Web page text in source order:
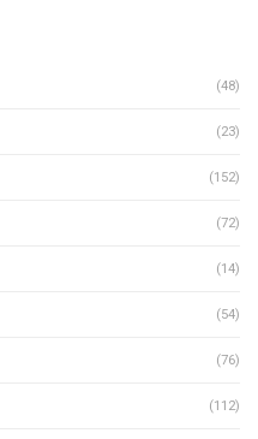
(48)
(23)
(152)
(72)
(14)
(54)
(76)
(112)